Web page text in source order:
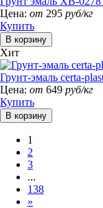
Цена: от 295 руб/кг
Купить
Хит
Грунт-эмаль certa-
Цена: от 649 руб/кг
Купить
1
2
3
...
138
»